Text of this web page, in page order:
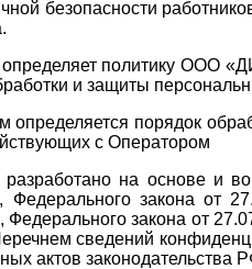
безопасности
политику ООО
и защиты
порядок
с Оператором
на основе и во
Федерального закона
Федерального закона от
сведений
актов законодательства